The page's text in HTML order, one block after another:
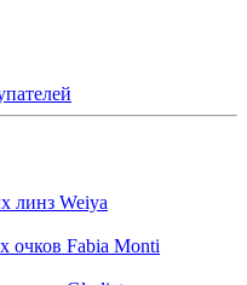
линз Weiya
очков Fabia Monti